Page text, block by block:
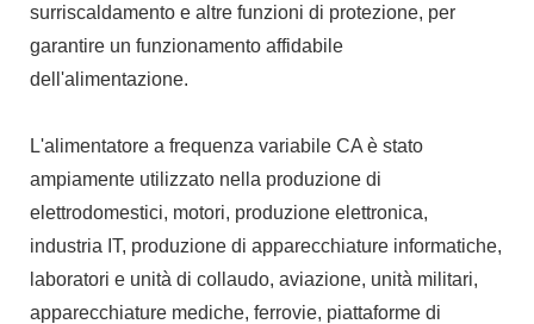
surriscaldamento e altre funzioni di protezione, per
garantire un funzionamento affidabile
dell'alimentazione.
L'alimentatore a frequenza variabile CA è stato
ampiamente utilizzato nella produzione di
elettrodomestici, motori, produzione elettronica,
industria IT, produzione di apparecchiature informatiche,
laboratori e unità di collaudo, aviazione, unità militari,
apparecchiature mediche, ferrovie, piattaforme di